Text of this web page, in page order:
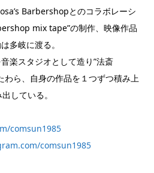
Barbershopとのコラボレーシ
mix tape”の制作、映像作品
多岐に渡る。
楽スタジオとして造り”法斎
わら、自身の作品を１つずつ積み上
している。
comsun1985
comsun1985